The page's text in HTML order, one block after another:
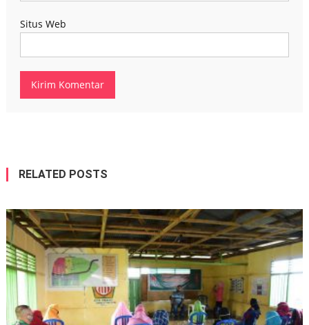
Situs Web
RELATED POSTS